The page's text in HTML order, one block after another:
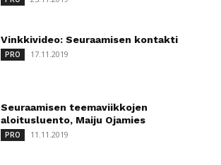
Vinkkivideo: Seuraamisen kontakti
PRO 17.11.2019
Seuraamisen teemaviikkojen
aloitusluento, Maiju Ojamies
PRO 11.11.2019